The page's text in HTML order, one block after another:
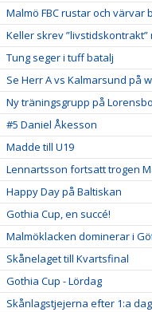
Malmö FBC rustar och värvar
Keller skrev
Tung seger i tuff batalj
Se Herr A vs Kalmarsund på
Ny träningsgrupp på
#5 Daniel Åkesson
Madde till U19
Lennartsson fortsatt trogen
Happy Day på Baltiskan
Gothia Cup, en succé!
Malmöklacken dominerar i
Skånelaget till Kvartsfinal
Gothia Cup - Lördag
Skånlagstjejerna efter 1:a